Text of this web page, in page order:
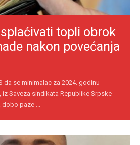
topli obrok
nakon povećanja
da se minimalac za 2024. godinu
iz Saveza sindikata Republike Srpske
dobo paze ...